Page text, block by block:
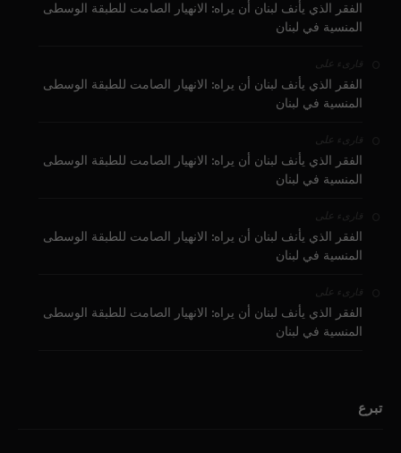
الفقر الذي يأنف لبنان أن يراه: الانهيار الصامت للطبقة الوسطى
المنسية في لبنان
قارىء على
الفقر الذي يأنف لبنان أن يراه: الانهيار الصامت للطبقة الوسطى
المنسية في لبنان
قارىء على
الفقر الذي يأنف لبنان أن يراه: الانهيار الصامت للطبقة الوسطى
المنسية في لبنان
قارىء على
الفقر الذي يأنف لبنان أن يراه: الانهيار الصامت للطبقة الوسطى
المنسية في لبنان
قارىء على
الفقر الذي يأنف لبنان أن يراه: الانهيار الصامت للطبقة الوسطى
المنسية في لبنان
تبرع